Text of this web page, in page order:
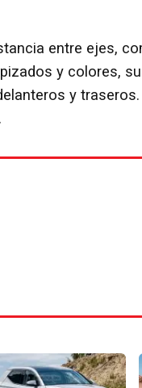
entre ejes,
y colores,
y traseros.